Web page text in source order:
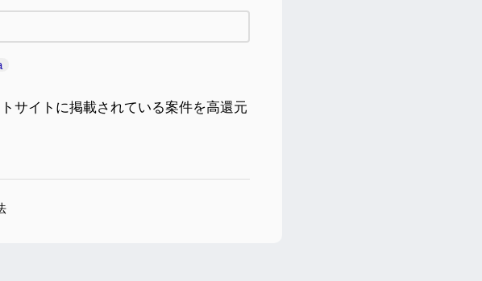
サイトに掲載されている案件を高還元